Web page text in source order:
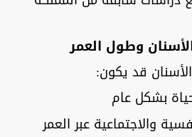
وطول العمر
قد يكون:
بشكل عام
والاجتماعية عبر العمر